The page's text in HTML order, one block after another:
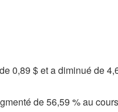
0,89 $ et a diminué de
de 56,59 % au